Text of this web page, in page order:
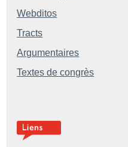
Webditos
Tracts
Argumentaires
Textes de congrès